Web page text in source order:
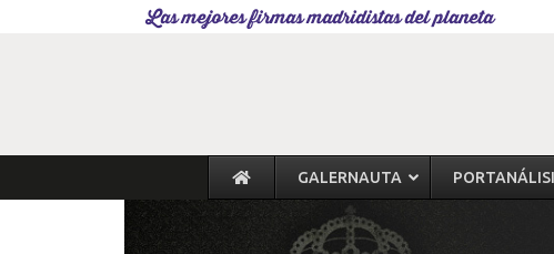
Las mejores firmas madridistas del planeta
GALERNAUTA